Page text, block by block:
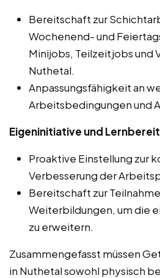
Bereitschaft zur
Wochenend- und
Minijobs, Teilzeitjobs und
Nuthetal.
Anpassungsfähigkeit an
Arbeitsbedingungen und
Eigeninitiative und
Proaktive Einstellung zur
Verbesserung der
Bereitschaft zur
Weiterbildungen, um die
zu erweitern.
Zusammengefasst müssen
in Nuthetal sowohl physisch